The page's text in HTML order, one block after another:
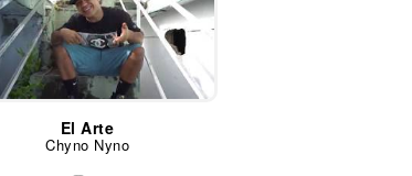
El Arte
Chyno Nyno